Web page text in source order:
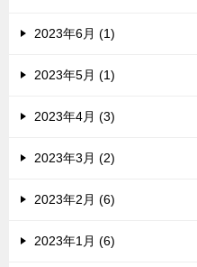
2023年6月 (1)
2023年5月 (1)
2023年4月 (3)
2023年3月 (2)
2023年2月 (6)
2023年1月 (6)